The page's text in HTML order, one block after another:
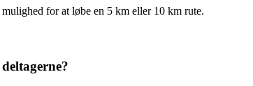
for at løbe en 5 km eller 10 km rute.